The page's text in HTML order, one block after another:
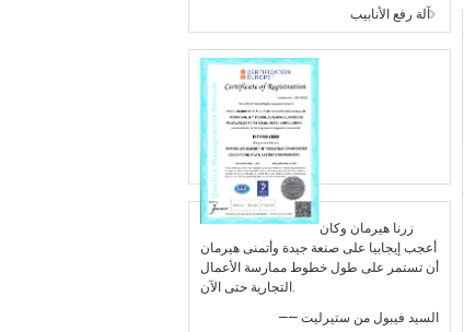
آلة رفع الأنابيب
زرنا هيرمان وكان
أعجب إيجابيا على صنعة جيدة وأتمنى هيرمان
أن تستمر على طول خطوط ممارسة الأعمال
التجارية حتى الآن.
—— السيد فيبول من ستيرليت